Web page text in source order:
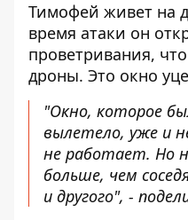
Тимофей живет на
время атаки он
проветривания,
дроны. Это окно
"Окно, которое
вылетело, уже и
не работает. Но
больше, чем
и другого", -